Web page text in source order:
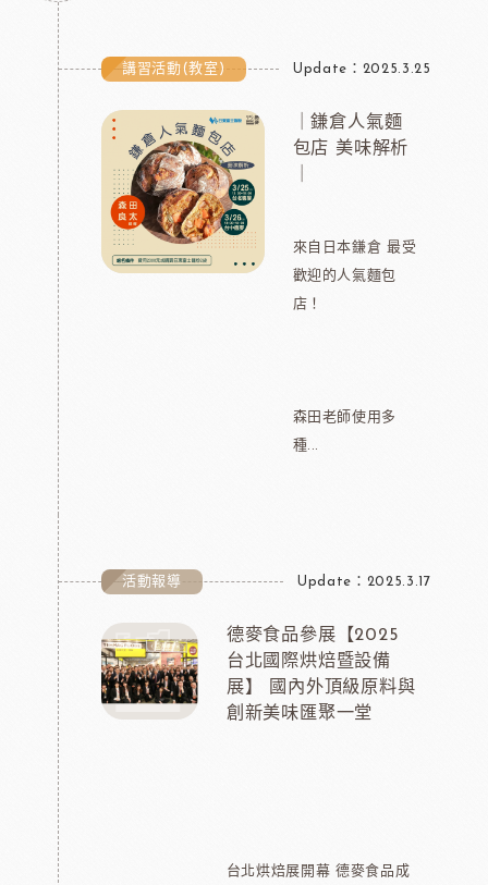
講習活動(教室) Update：2025.3.25
｜鎌倉人氣麵
包店 美味解析
來自日本鎌倉 最受
歡迎的人氣麵包
店！
森田老師使用多
種...
活動報導 Update：2025.3.17
德麥食品參展【2025
台北國際烘焙暨設備
展】 國內外頂級原料與
創新美味匯聚一堂
台北烘焙展開幕 德麥食品成